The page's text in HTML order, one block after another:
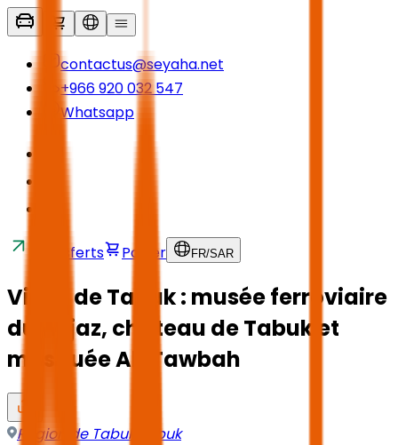
contactus@seyaha.net
+966 920 032 547
Whatsapp
Transferts Panier FR/SAR
Visite de Tabuk : musée ferroviaire
du Hejaz, château de Tabuk et
mosquée Al-Tawbah
Région de Tabuk Tabuk